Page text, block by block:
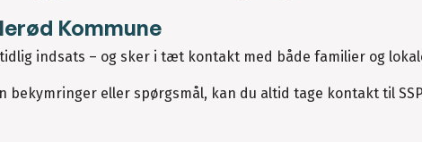
Kommune
indsats – og sker i tæt kontakt med både familier og
bekymringer eller spørgsmål, kan du altid tage kontakt til